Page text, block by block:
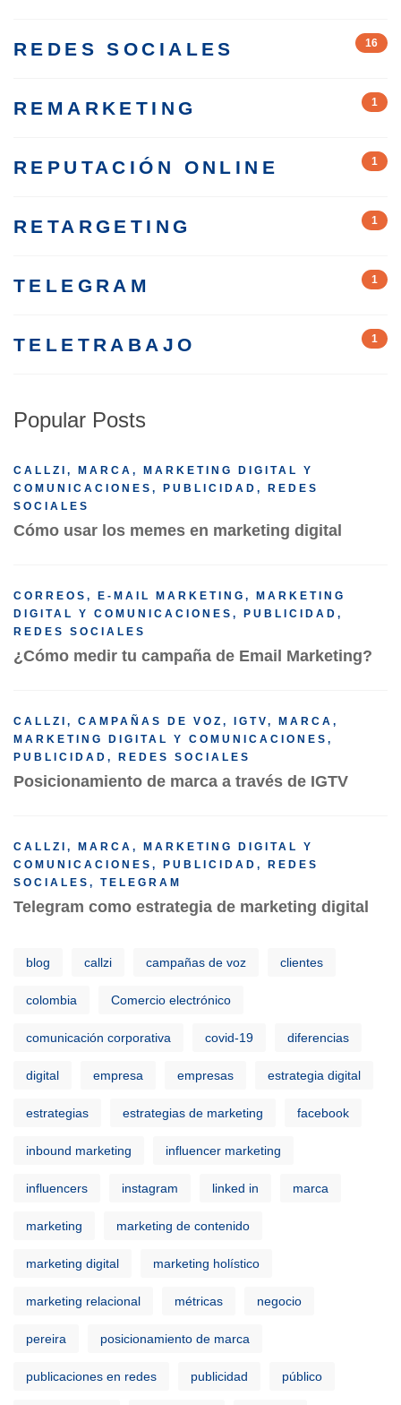
REDES SOCIALES 16
REMARKETING 1
REPUTACIÓN ONLINE 1
RETARGETING 1
TELEGRAM 1
TELETRABAJO 1
Popular Posts
CALLZI , MARCA ,
MARKETING DIGITAL Y
COMUNICACIONES , PUBLICIDAD ,
REDES
SOCIALES
Cómo usar los memes en marketing digital
CORREOS , E-MAIL MARKETING ,
MARKETING
DIGITAL Y COMUNICACIONES , PUBLICIDAD ,
REDES SOCIALES
¿Cómo medir tu campaña de Email Marketing?
CALLZI , CAMPAÑAS DE VOZ , IGTV, MARCA ,
MARKETING DIGITAL Y COMUNICACIONES ,
PUBLICIDAD , REDES SOCIALES
Posicionamiento de marca a través de IGTV
CALLZI , MARCA ,
MARKETING DIGITAL Y
COMUNICACIONES , PUBLICIDAD ,
REDES
SOCIALES , TELEGRAM
Telegram como estrategia de marketing digital
blog callzi campañas de voz clientes
colombia Comercio electrónico
comunicación corporativa covid-19 diferencias
digital empresa empresas estrategia digital
estrategias estrategias de marketing facebook
inbound marketing influencer marketing
influencers instagram linked in marca
marketing marketing de contenido
marketing digital marketing holístico
marketing relacional métricas negocio
pereira posicionamiento de marca
publicaciones en redes publicidad público